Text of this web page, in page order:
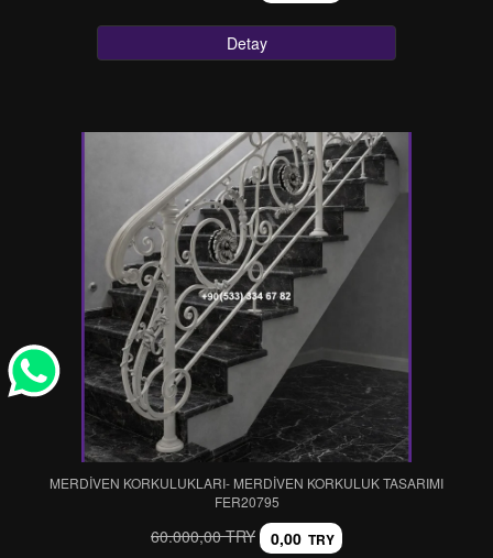
Detay
MERDİVEN KORKULUKLARI- MERDİVEN KORKULUK TASARIMI
FER20795
60.000,00 TRY 0,00 TRY